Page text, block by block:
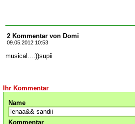
2 Kommentar von Domi
09.05.2012 10:53
musical...:))supii
Ihr Kommentar
Name
Kommentar